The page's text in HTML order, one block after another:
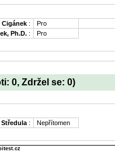
Cigánek : Pro
Ph.D. : Pro
0, Zdržel se: 0)
Středula : Nepřítomen